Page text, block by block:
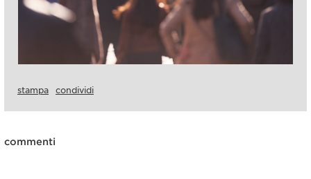
stampa condividi
commenti